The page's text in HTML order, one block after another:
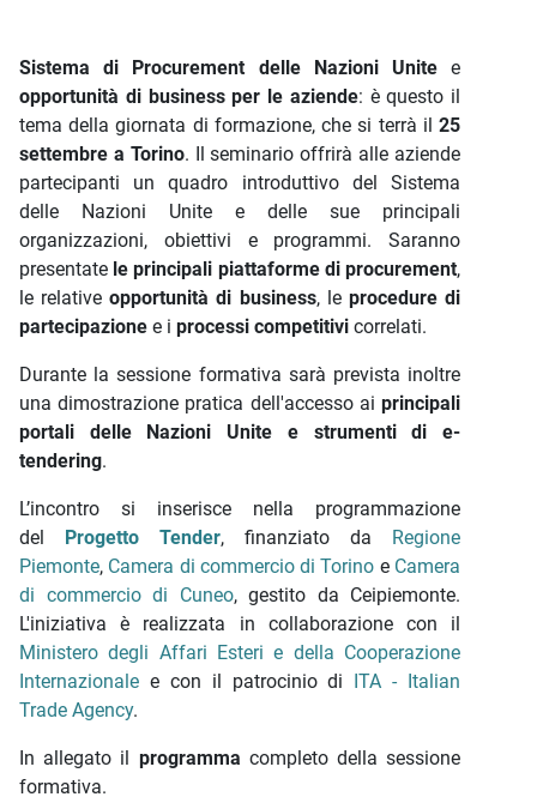
Sistema di Procurement delle Nazioni Unitee
opportunità di business per le aziende: è questo il
tema della giornata di formazione, che si terrà il 25
settembre a Torino. Il seminario offrirà alle aziende
partecipanti un quadro introduttivo del Sistema
delle Nazioni Unite e delle sue principali
organizzazioni, obiettivi e programmi. Saranno
presentate le principali piattaforme di procurement,
le relativeopportunità di business, le procedure di
partecipazione e i processi competitivi correlati.
Durante la sessione formativa sarà prevista inoltre
una dimostrazione pratica dell'accesso ai principali
portali delle Nazioni Unite e strumenti di e-
tendering.
L’incontro si inserisce nella programmazione
del Progetto Tender, finanziato da Regione
Piemonte, Camera di commercio di Torino e Camera
di commercio di Cuneo, gestito da Ceipiemonte.
L'iniziativa è realizzata in collaborazione con il
Ministero degli Affari Esteri e della Cooperazione
Internazionale e con il patrocinio di ITA - Italian
Trade Agency.
In allegato il programma completo della sessione
formativa.